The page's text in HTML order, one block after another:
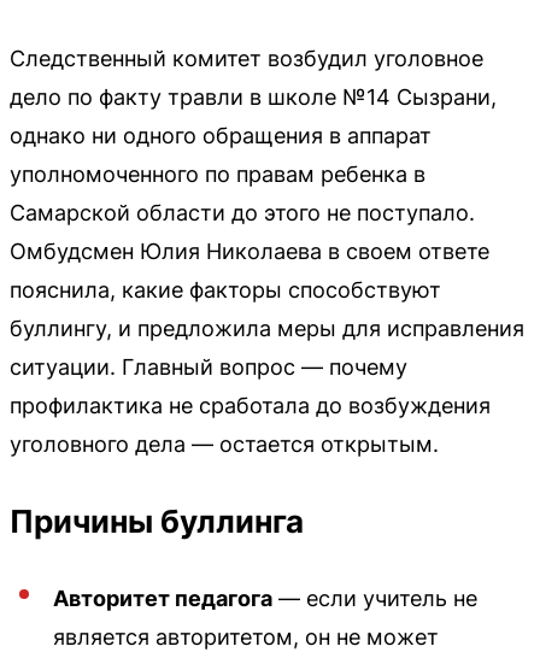
Следственный комитет возбудил уголовное
дело по факту травли в школе №14 Сызрани,
однако ни одного обращения в аппарат
уполномоченного по правам ребенка в
Самарской области до этого не поступало.
Омбудсмен Юлия Николаева в своем ответе
пояснила, какие факторы способствуют
буллингу, и предложила меры для исправления
ситуации. Главный вопрос — почему
профилактика не сработала до возбуждения
уголовного дела — остается открытым.
Причины буллинга
Авторитет педагога — если учитель не
является авторитетом, он не может